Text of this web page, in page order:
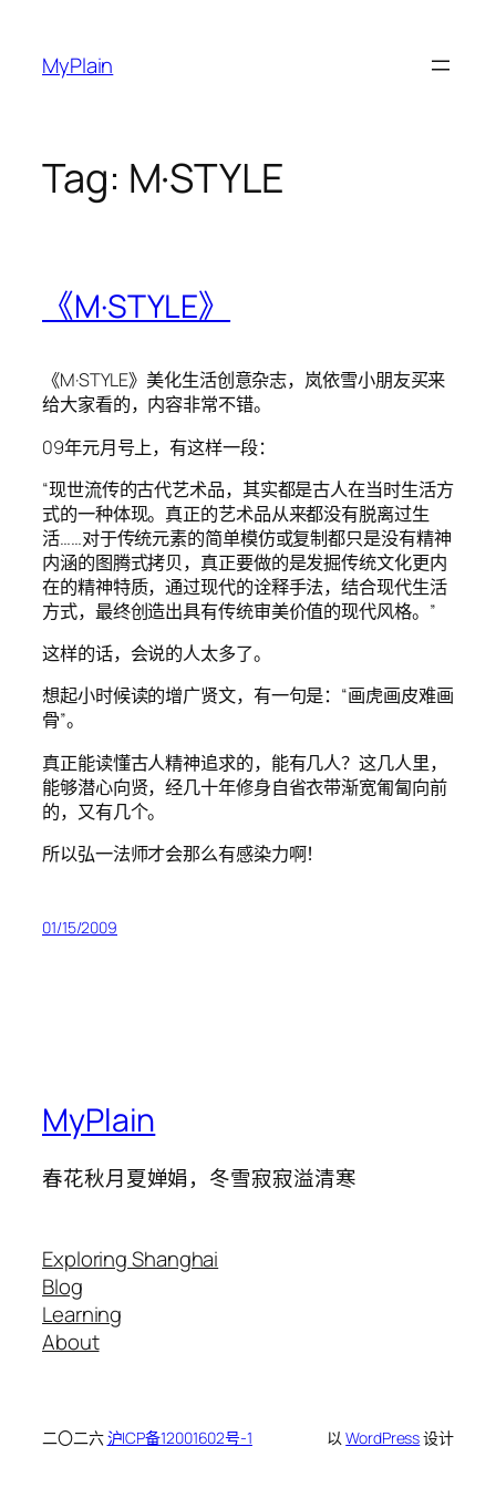
content
MyPlain
Tag: M·STYLE
《M·STYLE》
《M·STYLE》美化生活创意杂志，岚依雪小朋友买来
给大家看的，内容非常不错。
09年元月号上，有这样一段：
“现世流传的古代艺术品，其实都是古人在当时生活方
式的一种体现。真正的艺术品从来都没有脱离过生
活……对于传统元素的简单模仿或复制都只是没有精神
内涵的图腾式拷贝，真正要做的是发掘传统文化更内
在的精神特质，通过现代的诠释手法，结合现代生活
方式，最终创造出具有传统审美价值的现代风格。”
这样的话，会说的人太多了。
想起小时候读的增广贤文，有一句是：“画虎画皮难画
骨”。
真正能读懂古人精神追求的，能有几人？这几人里，
能够潜心向贤，经几十年修身自省衣带渐宽匍匐向前
的，又有几个。
所以弘一法师才会那么有感染力啊！
01/15/2009
MyPlain
春花秋月夏婵娟，冬雪寂寂溢清寒
Exploring Shanghai
Blog
Learning
About
二〇二六沪ICP备12001602号-1 以WordPress设计